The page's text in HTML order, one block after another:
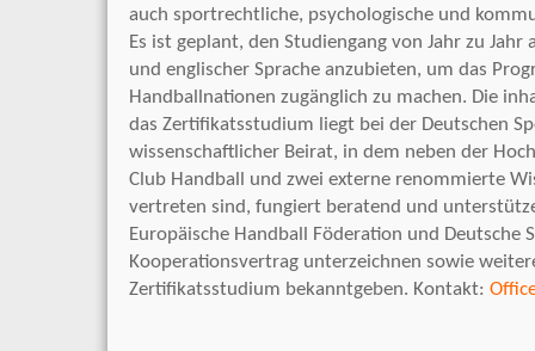
auch sportrechtliche, psychologische und
Es ist geplant, den Studiengang von Jahr zu
und englischer Sprache anzubieten, um das
Handballnationen zugänglich zu machen. Die
das Zertifikatsstudium liegt bei der Deutschen
wissenschaftlicher Beirat, in dem neben der
Club Handball und zwei externe renommierte
vertreten sind, fungiert beratend und
Europäische Handball Föderation und Deutsche
Kooperationsvertrag unterzeichnen sowie
Zertifikatsstudium bekanntgeben. Kontakt: